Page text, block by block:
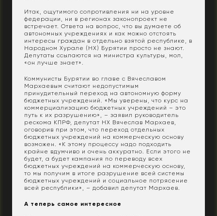
Итак, ощутимого сопротивления ни на уровне
федерации, ни в регионах законопроект не
встречает. Ответа на вопрос, что вы думаете об
автономных учреждениях и как можно отстоять
интересы граждан в отдельно взятой республике, в
Народном Хурале (НХ) Бурятии просто не знают.
Депутаты ссылаются на министра культуры, мол,
«он лучше знает».
Коммунисты Бурятии во главе с Вячеславом
Мархаевым считают недопустимым
принудительный переход на автономную форму
бюджетных учреждений. «Мы уверены, что курс на
коммерциализацию бюджетных учреждений – это
путь к их разрушению», – заявил руководитель
рескома КПРФ, депутат НХ Вячеслав Мархаев,
оговорив при этом, что переход отдельных
бюджетных учреждений на коммерческую основу
возможен. «К этому процессу надо подходить
крайне вдумчиво и очень аккуратно. Если этого не
будет, а будет кампания по переводу всех
бюджетных учреждений на коммерческую основу,
то мы получим в итоге разрушение всей системы
бюджетных учреждений и социальное потрясение
всей республики», – добавил депутат Мархаев.
А теперь самое интересное